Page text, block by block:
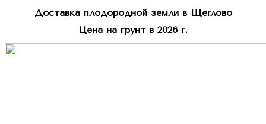
Доставка плодородной земли в Щеглово
Цена на грунт в 2026 г.